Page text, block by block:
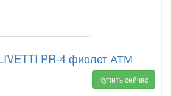
PR-4 фиолет АТМ
Купить сейчас